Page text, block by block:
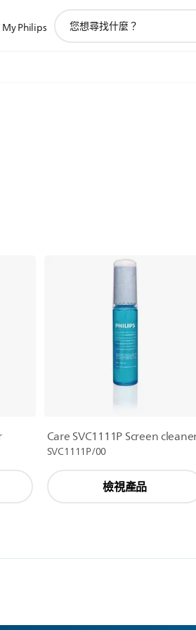
My Philips
Care SVC1111P Screen
SVC1111P/00
檢視產品